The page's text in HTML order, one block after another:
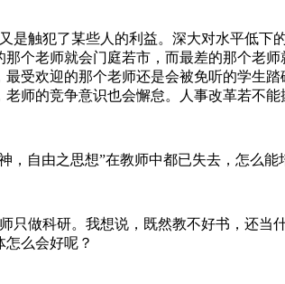
是触犯了某些人的利益。深大对水平低
个老师就会门庭若市，而最差的那个老
受欢迎的那个老师还是会被免听的学生
师的竞争意识也会懈怠。人事改革若不
，自由之思想”在教师中都已失去，怎么能
只做科研。我想说，既然教不好书，还
么会好呢？